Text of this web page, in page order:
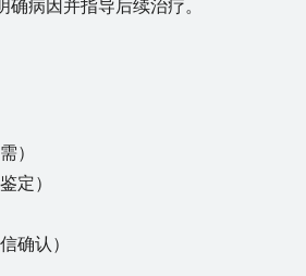
病因并指导后续治疗。
）
定）
确认）